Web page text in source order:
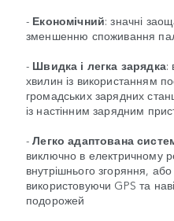
- Економічний: значні
зменшенню споживання
- Швидка і легка зарядка:
хвилин із використанням
громадських зарядних
із настінним зарядним
-Легко адаптована
виключно в електричному
внутрішнього згоряння, або
використовуючи GPS та
подорожей